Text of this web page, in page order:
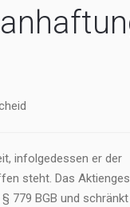
infolgedessen er der
steht. Das
779 BGB und schränkt